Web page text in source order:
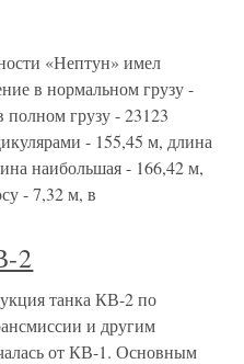
«Нептун» имел
в нормальном грузу -
полном грузу - 23123
- 155,45 м, длина
наибольшая - 166,42 м,
- 7,32 м, в
2
танка КВ-2 по
и другим
от КВ-1. Основным